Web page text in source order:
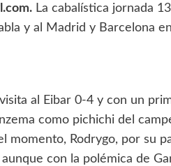
La cabalística jornada
y al Madrid y Barcelona
al Eibar 0-4 y con un
como pichichi del
momento, Rodrygo, por su
con la polémica de